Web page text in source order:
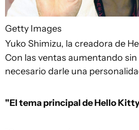
Getty Images
Yuko Shimizu, la creadora de
Con las ventas aumentando sin
necesario darle una
"El tema principal de Hello